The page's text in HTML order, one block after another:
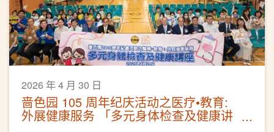
2026 年 4 月 30 日
啬色园 105 周年纪庆活动之医疗•教育:
外展健康服务 「多元身体检查及健康讲